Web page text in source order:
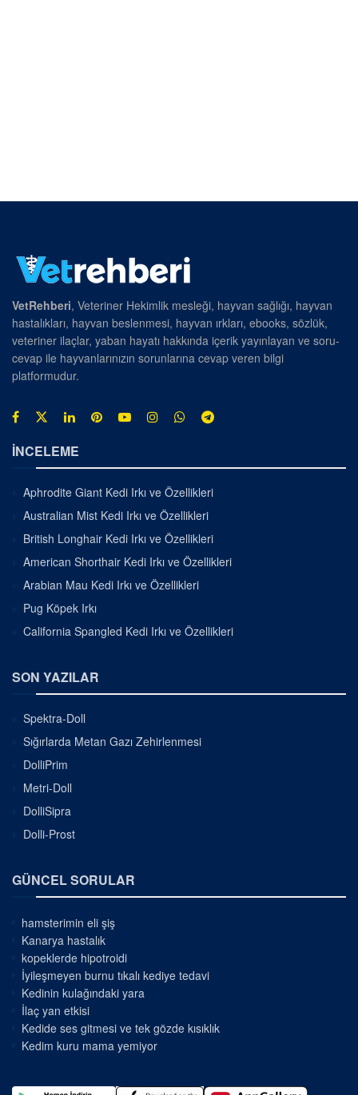
VetRehberi, Veteriner Hekimlik mesleği, hayvan sağlığı, hayvan
hastalıkları, hayvan beslenmesi, hayvan ırkları, ebooks, sözlük,
veteriner ilaçlar, yaban hayatı hakkında içerik yayınlayan ve soru-
cevap ile hayvanlarınızın sorunlarına cevap veren bilgi
platformudur.
İNCELEME
Aphrodite Giant Kedi Irkı ve Özellikleri
Australian Mist Kedi Irkı ve Özellikleri
British Longhair Kedi Irkı ve Özellikleri
American Shorthair Kedi Irkı ve Özellikleri
Arabian Mau Kedi Irkı ve Özellikleri
Pug Köpek Irkı
California Spangled Kedi Irkı ve Özellikleri
SON YAZILAR
Spektra-Doll
Sığırlarda Metan Gazı Zehirlenmesi
DolliPrim
Metri-Doll
DolliSipra
Dolli-Prost
GÜNCEL SORULAR
hamsterimin eli şiş
Kanarya hastalık
kopeklerde hipotroidi
İyileşmeyen burnu tıkalı kediye tedavi
Kedinin kulağındaki yara
İlaç yan etkisi
Kedide ses gitmesi ve tek gözde kısıklık
Kedim kuru mama yemiyor